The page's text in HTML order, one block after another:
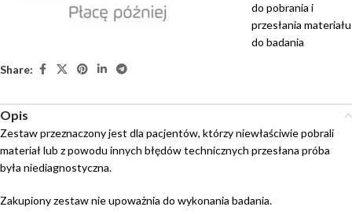
do pobrania i
przesłania materiału
do badania
Share:
Opis
Zestaw przeznaczony jest dla pacjentów, którzy niewłaściwie pobrali
materiał lub z powodu innych błędów technicznych przesłana próba
była niediagnostyczna.
Zakupiony zestaw nie upoważnia do wykonania badania.